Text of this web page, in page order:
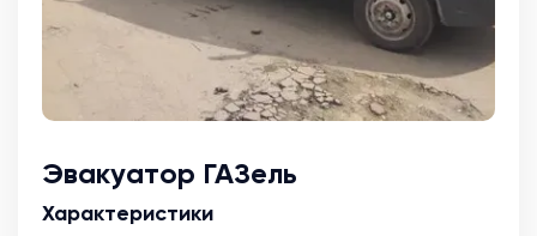
Эвакуатор ГАЗель
Характеристики